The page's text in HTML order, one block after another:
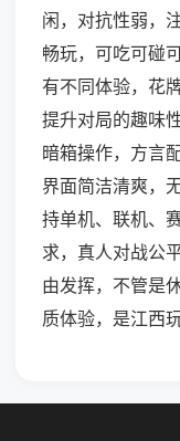
闲，对抗性弱，
畅玩，可吃可碰
有不同体验，花
提升对局的趣味
暗箱操作，方言
界面简洁清爽，
持单机、联机、
求，真人对战公
由发挥，不管是
质体验，是江西